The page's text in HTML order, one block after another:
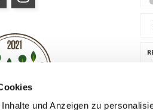
und Anzeigen zu